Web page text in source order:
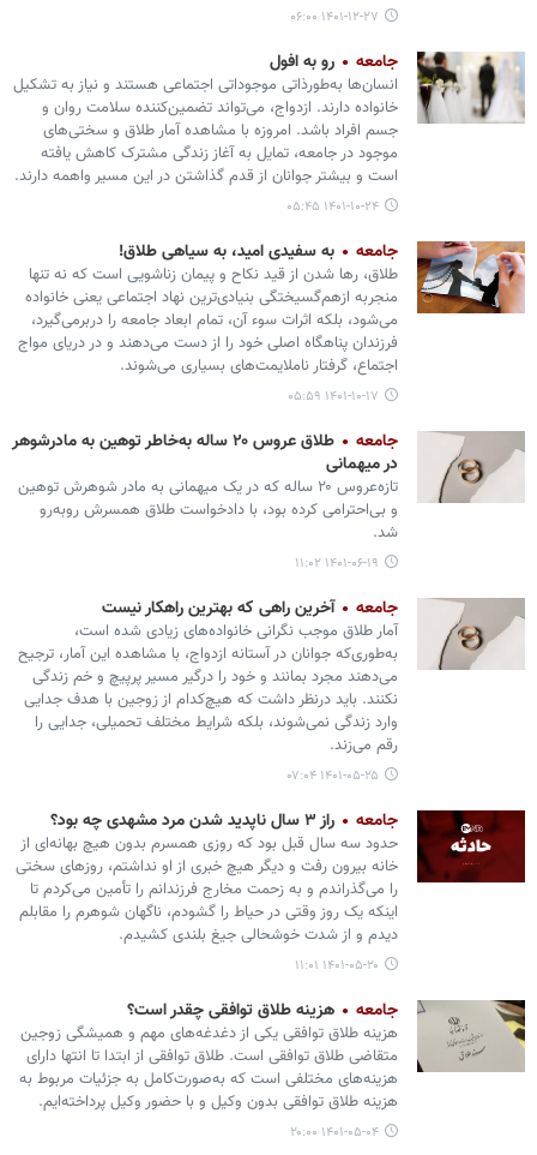
۱۴۰۱-۱۲-۲۷ ۰۶:۰۰
جامعه رو به افول
انسان‌ها به‌طورذاتی موجوداتی اجتماعی هستند و نیاز به تشکیل
خانواده دارند. ازدواج، می‌تواند تضمین‌کننده سلامت روان و
جسم افراد باشد. امروزه با مشاهده آمار طلاق و سختی‌های
موجود در جامعه، تمایل به آغاز زندگی مشترک کاهش یافته
است و بیشتر جوانان از قدم گذاشتن در این مسیر واهمه دارند.
۱۴۰۱-۱۰-۲۴ ۰۵:۴۵
جامعه به سفیدی امید، به سیاهی طلاق!
طلاق، رها شدن از قید نکاح و پیمان زناشویی است که نه تنها
منجربه ازهم‌گسیختگی بنیادی‌ترین نهاد اجتماعی یعنی خانواده
می‌شود، بلکه اثرات سوء آن، تمام ابعاد جامعه را دربرمی‌گیرد،
فرزندان پناهگاه اصلی خود را از دست می‌دهند و در دریای مواج
اجتماع، گرفتار ناملایمت‌های بسیاری می‌شوند.
۱۴۰۱-۱۰-۱۷ ۰۵:۵۹
جامعه
طلاق عروس ۲۰ ساله به‌خاطر توهین به مادرشوهر
در میهمانی
تازه‌عروس ۲۰ ساله که در یک میهمانی به مادر شوهرش توهین
و بی‌احترامی کرده بود، با دادخواست طلاق همسرش روبه‌رو
شد.
۱۴۰۱-۰۶-۱۹ ۱۱:۰۲
جامعه آخرین راهی که بهترین راهکار نیست
آمار طلاق موجب نگرانی خانواده‌های زیادی شده است،
به‌طوری‌که جوانان در آستانه ازدواج، با مشاهده این آمار، ترجیح
می‌دهند مجرد بمانند و خود را درگیر مسیر پرپیچ و خم زندگی
نکنند. باید درنظر داشت که هیچ‌کدام از زوجین با هدف جدایی
وارد زندگی نمی‌شوند، بلکه شرایط مختلف تحمیلی، جدایی را
رقم می‌زند.
۱۴۰۱-۰۵-۲۵ ۰۷:۰۴
جامعه راز ۳ سال ناپدید شدن مرد مشهدی چه بود؟
حدود سه سال قبل بود که روزی همسرم بدون هیچ بهانه‌ای از
خانه بیرون رفت و دیگر هیچ خبری از او نداشتم، روزهای سختی
را می‌گذراندم و به زحمت مخارج فرزندانم را تأمین می‌کردم تا
اینکه یک روز وقتی در حیاط را گشودم، ناگهان شوهرم را مقابلم
دیدم و از شدت خوشحالی جیغ بلندی کشیدم.
۱۴۰۱-۰۵-۲۰ ۱۱:۰۱
جامعه هزینه طلاق توافقی چقدر است؟
هزینه طلاق توافقی یکی از دغدغه‌های مهم و همیشگی زوجین
متقاضی طلاق توافقی است. طلاق توافقی از ابتدا تا انتها دارای
هزینه‌های مختلفی است که به‌صورت‌کامل به‌ جزئیات مربوط به
هزینه طلاق توافقی بدون وکیل و با حضور وکیل پرداخته‌ایم.
۱۴۰۱-۰۵-۰۴ ۲۰:۰۰